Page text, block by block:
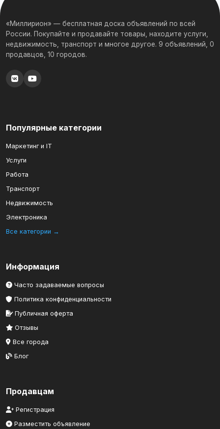
«Миллирион» — бесплатная доска объявлений по всей
России. Покупайте и продавайте товары, находите услуги,
недвижимость, транспорт и многое другое. 9 объявлений, 0
продавцов, 10 городов.
Популярные категории
Маркетинг и IT
Услуги
Работа
Транспорт
Недвижимость
Электроника
Все категории →
Информация
Часто задаваемые вопросы
Политика конфиденциальности
Публичная оферта
Отзывы
Все города
Блог
Продавцам
Регистрация
Разместить объявление